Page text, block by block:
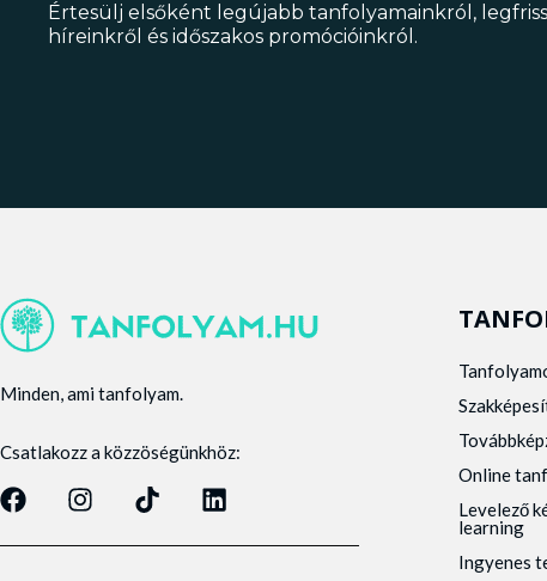
Értesülj elsőként legújabb tanfolyamainkról,
híreinkről és időszakos promócióinkról.
Minden, ami tanfolyam.
Csatlakozz a közzöségünkhöz:
Online
Levelező
learning
Ingyenes